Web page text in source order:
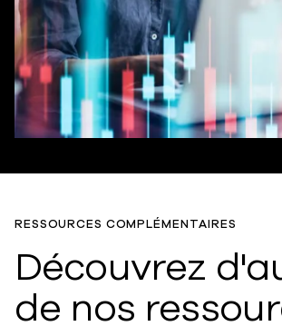
RESSOURCES COMPLÉMENTAIRES
Découvrez
de nos